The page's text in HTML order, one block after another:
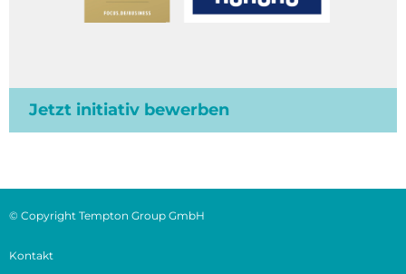
Jetzt initiativ bewerben
© Copyright Tempton Group GmbH
Kontakt